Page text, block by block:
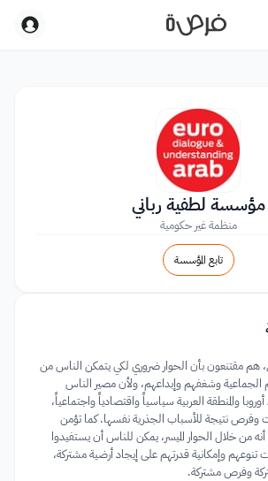
مؤسسة لطفية رباني
منظمة غير حكومية
تابع المؤسسة
هم مقتنعون بأن الحوار ضروري لكي يتمكن الناس من
الجماعية وشغفهم وإبداعهم، ولأن مصير الناس
والمنطقة العربية سياسياً واقتصادياً واجتماعياً،
وفرص نتيجة للأسباب الجذرية نفسها. كما تؤمن
من خلال الحوار الميسر، يمكن للناس أن يستفيدوا
وإمكانية قدرتهم على إيجاد أرضية مشتركة،
وفرص مشتركة.